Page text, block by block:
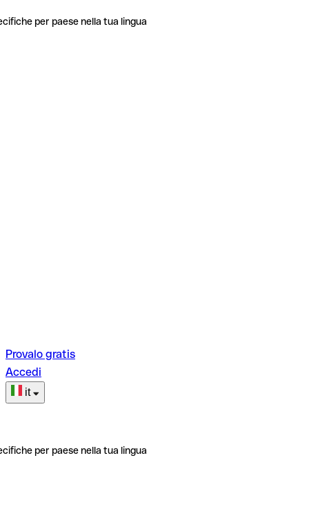
per paese nella tua lingua
Provalo gratis
Accedi
it
per paese nella tua lingua